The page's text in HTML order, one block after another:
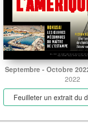
Septembre - Octobre
2022
Feuilleter un extraitdu